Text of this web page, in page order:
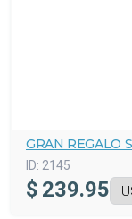
GRAN REGALO
ID: 2145
$ 239.95